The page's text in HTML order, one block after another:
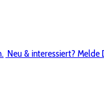
Neu & interessiert? Melde